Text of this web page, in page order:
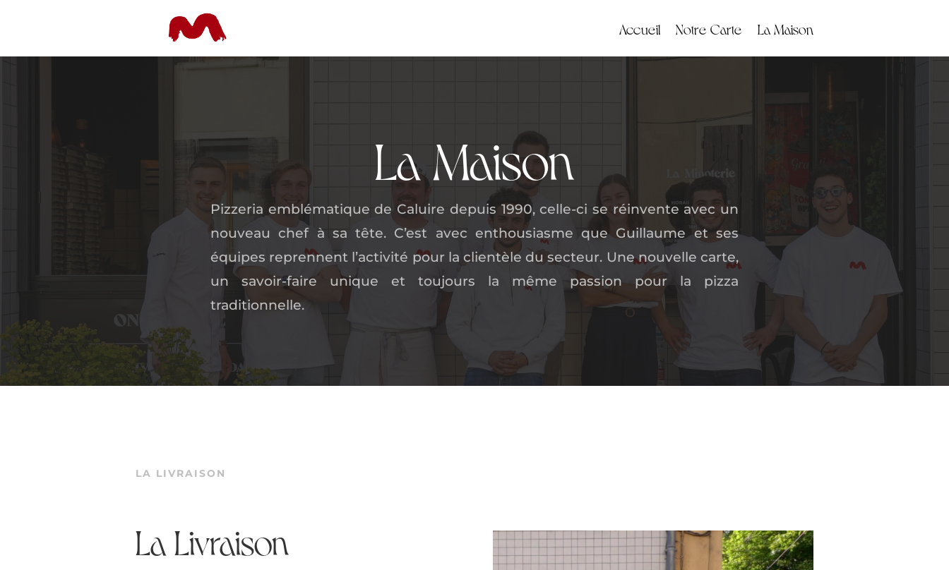
Accueil Notre Carte La Maison
La Maison
Pizzeria emblématique de Caluire depuis 1990, celle-ci se réinvente avec un
nouveau chef à sa tête. C’est avec enthousiasme que Guillaume et ses
équipes reprennent l’activité pour la clientèle du secteur. Une nouvelle carte,
un savoir-faire unique et toujours la même passion pour la pizza
traditionnelle.
LA LIVRAISON
La Livraison